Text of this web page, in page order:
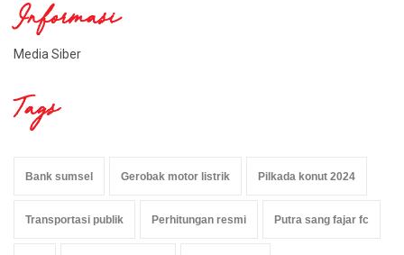
Informasi
Media Siber
Tags
Bank sumsel Gerobak motor listrik Pilkada konut 2024
Transportasi publik Perhitungan resmi Putra sang fajar fc